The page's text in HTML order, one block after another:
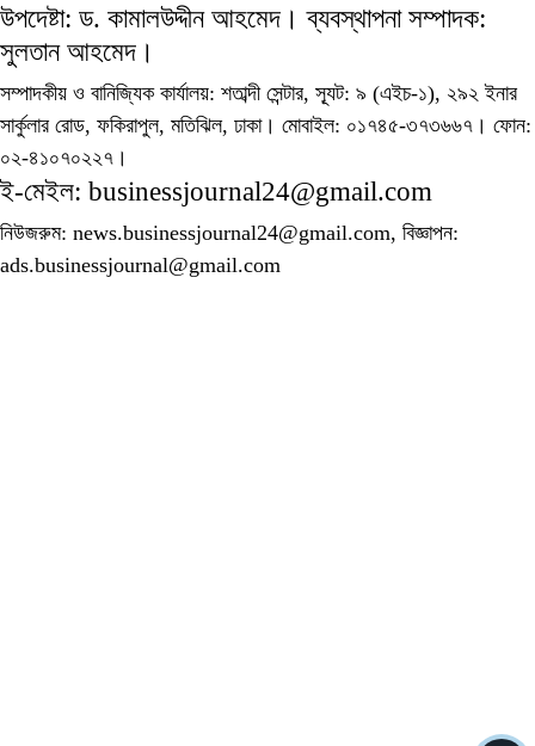
উপদেষ্টা: ড. কামালউদ্দীন আহমেদ। ব্যবস্থাপনা সম্পাদক:
সুলতান আহমেদ।
সম্পাদকীয় ও বানিজ্যিক কার্যালয়: শতাব্দী সেন্টার, স্যূট: ৯ (এইচ-১), ২৯২ ইনার
সার্কুলার রোড, ফকিরাপুল, মতিঝিল, ঢাকা। মোবাইল: ০১৭৪৫-৩৭৩৬৬৭। ফোন:
০২-৪১০৭০২২৭।
ই-মেইল: businessjournal24@gmail.com
নিউজরুম: news.businessjournal24@gmail.com, বিজ্ঞাপন:
ads.businessjournal@gmail.com